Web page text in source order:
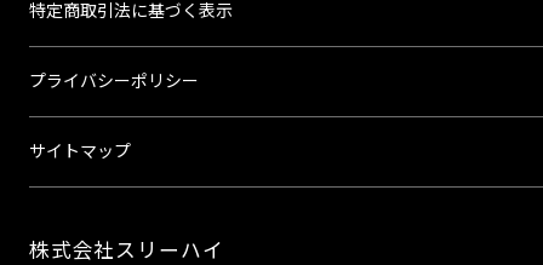
株式会社スリーハイ
特定商取引法に基づく表示
プライバシーポリシー
サイトマップ